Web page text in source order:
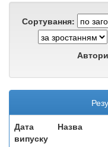
Сортування:
Дата
випуску
Назва